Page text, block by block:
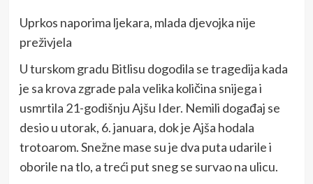
Uprkos naporima ljekara, mlada djevojka nije
preživjela
U turskom gradu Bitlisu dogodila se tragedija kada
je sa krova zgrade pala velika količina snijega i
usmrtila 21-godišnju Ajšu Ider. Nemili događaj se
desio u utorak, 6. januara, dok je Ajša hodala
trotoarom. Snežne mase su je dva puta udarile i
oborile na tlo, a treći put sneg se survao na ulicu.